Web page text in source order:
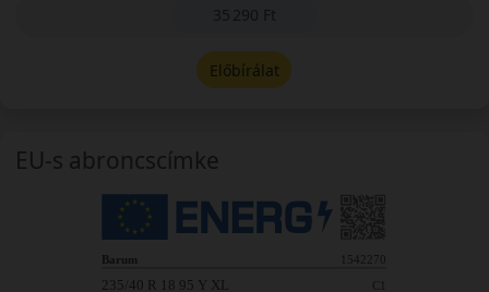
35 290 Ft
Előbírálat
EU-s abroncscímke